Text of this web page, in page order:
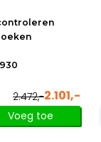
2.472,-2.101,-
Voeg toe